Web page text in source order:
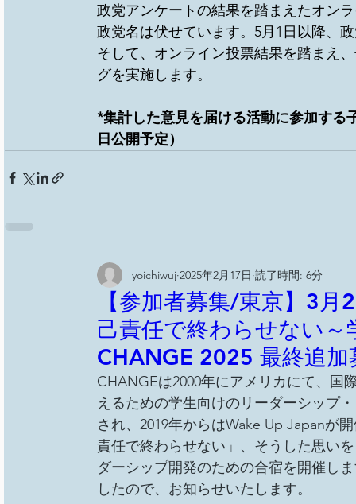
政党アンケートの結果を踏まえたオン
政党名は伏せています。5月1日以降、
そして、オンライン投票結果を踏まえ
グを実施します。
*集計した意見を届ける活動に参加する
日公開予定）
【参加者募集/東京】3
己責任で終わらせない～
CHANGE 2025 最終追加
yoichiwuj 2025年2月17日 読了時間: 6分
CHANGEは2000年にアメリカにて、国
えるための学生向けのリーダーシップ
され、2019年からはWake Up Japanが
責任で終わらせない」、そうした思い
ダーシップ開発のための合宿を開催し
したので、お知らせいたします。